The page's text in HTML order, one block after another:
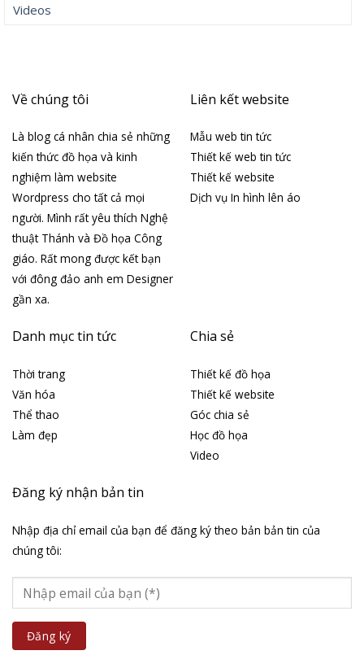
Videos
Về chúng tôi
Là blog cá nhân chia sẻ những
kiến thức đồ họa và kinh
nghiệm làm website
Wordpress cho tất cả mọi
người. Mình rất yêu thích Nghệ
thuật Thánh và Đồ họa Công
giáo. Rất mong được kết bạn
với đông đảo anh em Designer
gần xa.
Liên kết website
Mẫu web tin tức
Thiết kế web tin tức
Thiết kế website
Dịch vụ In hình lên áo
Danh mục tin tức
Thời trang
Văn hóa
Thể thao
Làm đẹp
Chia sẻ
Thiết kế đồ họa
Thiết kế website
Góc chia sẻ
Học đồ họa
Video
Đăng ký nhận bản tin
Nhập địa chỉ email của bạn để đăng ký theo bản bản tin của
chúng tôi: